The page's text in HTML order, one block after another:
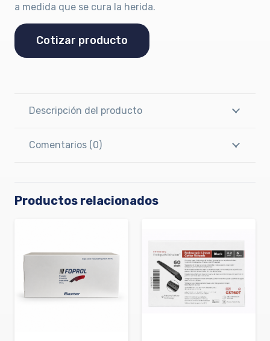
a medida que se cura la herida.
Cotizar producto
Descripción del producto
Comentarios (0)
Productos relacionados